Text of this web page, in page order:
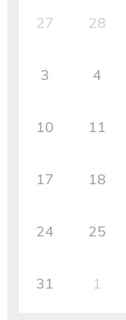
27 28
3 4
10 11
17 18
24 25
31 1